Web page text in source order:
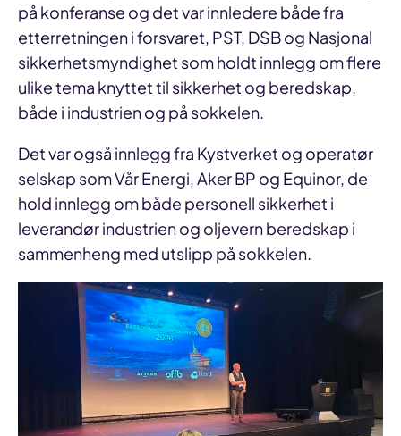
på konferanse og det var innledere både fra
etterretningen i forsvaret, PST, DSB og Nasjonal
sikkerhetsmyndighet som holdt innlegg om flere
ulike tema knyttet til sikkerhet og beredskap,
både i industrien og på sokkelen.
Det var også innlegg fra Kystverket og operatør
selskap som Vår Energi, Aker BP og Equinor, de
hold innlegg om både personell sikkerhet i
leverandør industrien og oljevern beredskap i
sammenheng med utslipp på sokkelen.